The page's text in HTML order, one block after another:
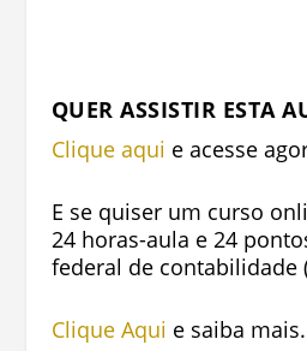
QUER ASSISTIR ESTA
Clique aqui e acesse
E se quiser um curso
24 horas-aula e 24
federal de contabilidade
Clique Aqui e saiba mais.